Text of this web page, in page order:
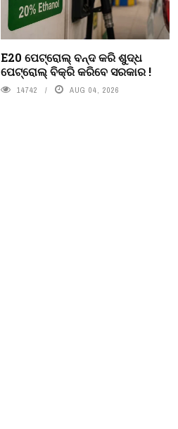
E20 ପେଟ୍ରୋଲ୍ ବନ୍ଦ କରି ଶୁଦ୍ଧ
ପେଟ୍ରୋଲ୍ ବିକ୍ରି କରିବେ ସରକାର !
14742 AUG 04, 2026